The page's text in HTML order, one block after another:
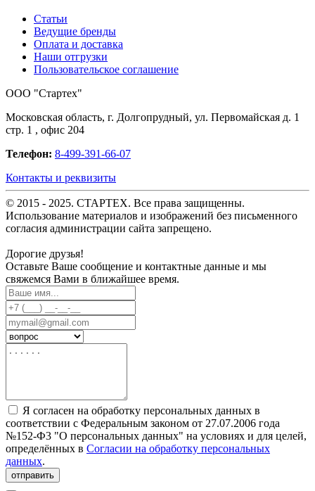
Статьи
Ведущие бренды
Оплата и доставка
Наши отгрузки
Пользовательское соглашение
OOO "Стартех"
Московская область, г. Долгопрудный, ул. Первомайская д. 1
стр. 1 , офис 204
Телефон: 8-499-391-66-07
Контакты и реквизиты
© 2015 - 2025. СТАРТЕХ. Все права защищенны.
Использование материалов и изображений без письменного
согласия администрации сайта запрещено.
Дорогие друзья!
Оставьте Ваше сообщение и контактные данные и мы
свяжемся Вами в ближайшее время.
Я согласен на обработку персональных данных в
соответствии с Федеральным законом от 27.07.2006 года
№152-Ф3 "О персональных данных" на условиях и для целей,
определённых в Согласии на обработку персональных
данных.
отправить